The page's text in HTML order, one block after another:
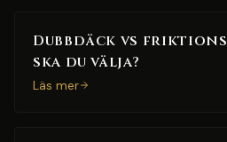
Dubbdäck vs
ska du välja?
Läs mer